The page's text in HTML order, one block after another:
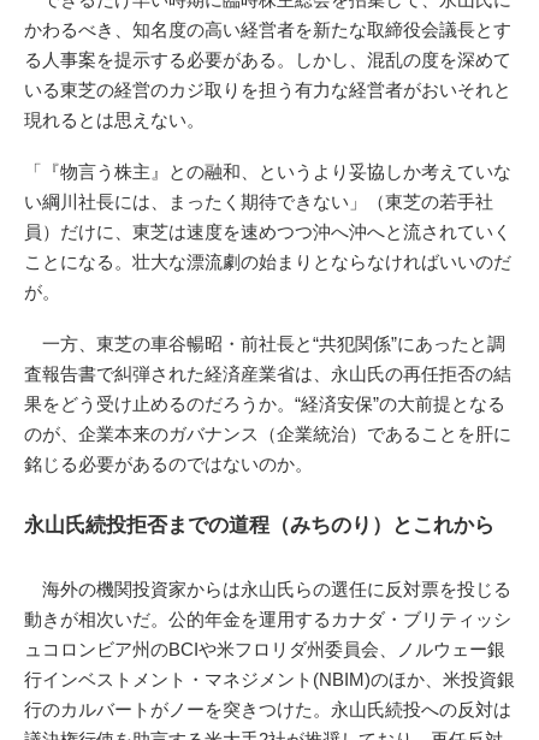
かわるべき、知名度の高い経営者を新たな取締役会議長とす
る人事案を提示する必要がある。しかし、混乱の度を深めて
いる東芝の経営のカジ取りを担う有力な経営者がおいそれと
現れるとは思えない。
「『物言う株主』との融和、というより妥協しか考えていな
い綱川社長には、まったく期待できない」（東芝の若手社
員）だけに、東芝は速度を速めつつ沖へ沖へと流されていく
ことになる。壮大な漂流劇の始まりとならなければいいのだ
が。
一方、東芝の車谷暢昭・前社長と“共犯関係”にあったと調
査報告書で糾弾された経済産業省は、永山氏の再任拒否の結
果をどう受け止めるのだろうか。“経済安保”の大前提となる
のが、企業本来のガバナンス（企業統治）であることを肝に
銘じる必要があるのではないのか。
永山氏続投拒否までの道程（みちのり）とこれから
海外の機関投資家からは永山氏らの選任に反対票を投じる
動きが相次いだ。公的年金を運用するカナダ・ブリティッシ
ュコロンビア州のBCIや米フロリダ州委員会、ノルウェー銀
行インベストメント・マネジメント(NBIM)のほか、米投資銀
行のカルバートがノーを突きつけた。永山氏続投への反対は